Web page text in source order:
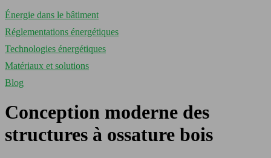
Énergie dans le bâtiment
Réglementations énergétiques
Technologies énergétiques
Matériaux et solutions
Blog
Conception moderne des
structures à ossature bois